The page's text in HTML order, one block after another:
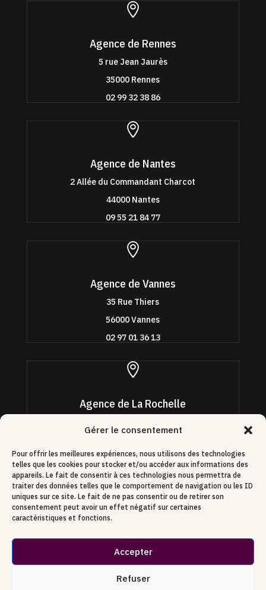
Gérer le consentement
Pour offrir les meilleures expériences, nous utilisons des technologies
telles que les cookies pour stocker et/ou accéder aux informations des
appareils. Le fait de consentir à ces technologies nous permettra de
traiter des données telles que le comportement de navigation ou les ID
uniques sur ce site. Le fait de ne pas consentir ou de retirer son
consentement peut avoir un effet négatif sur certaines
caractéristiques et fonctions.
Accepter
Refuser

Agence de Rennes
5 rue Jean Jaurès
35000 Rennes
02 99 32 38 86

Agence de Nantes
2 Allée du Commandant Charcot
44000 Nantes
09 55 21 84 77

Agence de Vannes
35 Rue Thiers
56000 Vannes
02 97 01 36 13

Agence de La Rochelle
09 70 95 92 40